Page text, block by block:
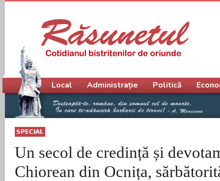
SPECIAL
Un secol de credință și
Chiorean din Ocnița,
Meniu principal
Local Administrație Politică